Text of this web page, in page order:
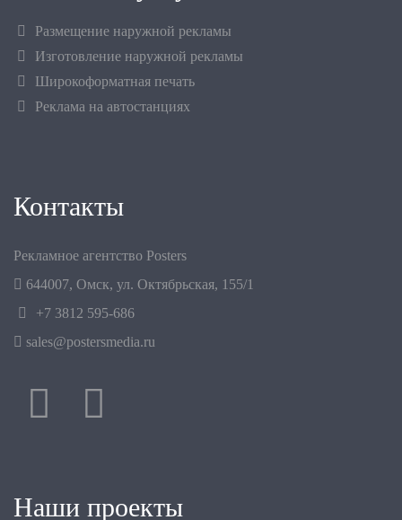
Размещение наружной рекламы
Изготовление наружной рекламы
Широкоформатная печать
Реклама на автостанциях
Контакты
Рекламное агентство Posters
644007, Омск, ул. Октябрьская, 155/1
+7 3812 595-686
sales@postersmedia.ru
Наши проекты